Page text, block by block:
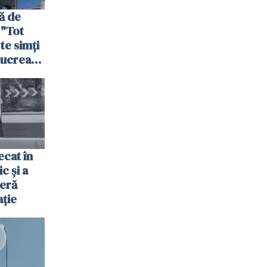
de
simți
în
și a